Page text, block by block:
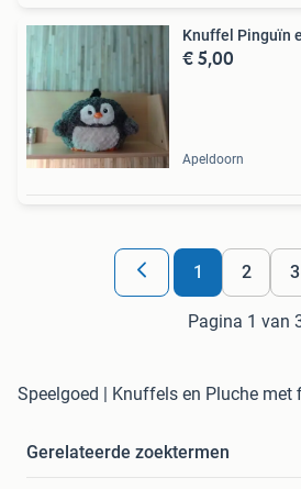
Knuffel Pinguïn
€ 5,00
Apeldoorn
1 2 3
Pagina 1 van
Speelgoed | Knuffels en Pluche met
Gerelateerde zoektermen